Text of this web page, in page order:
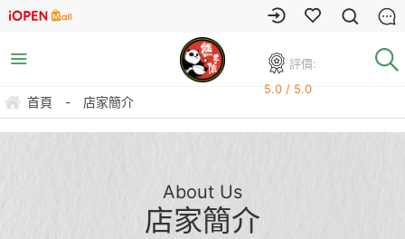
評價:
5.0 / 5.0
首頁 - 店家簡介
About Us
店家簡介